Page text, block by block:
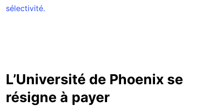
sélectivité.
L’Université de Phoenix se
résigne à payer